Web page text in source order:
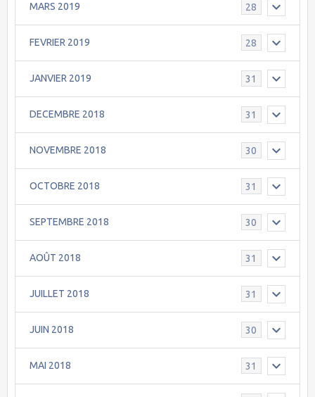
MARS 2019 28
FEVRIER 2019 28
JANVIER 2019 31
DECEMBRE 2018 31
NOVEMBRE 2018 30
OCTOBRE 2018 31
SEPTEMBRE 2018 30
AOÛT 2018 31
JUILLET 2018 31
JUIN 2018 30
MAI 2018 31